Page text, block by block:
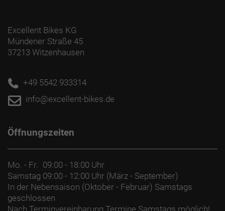
Excellent Bikes KG
Mündener Straße 45
37213 Witzenhausen
+49 5542 933314
info@excellent-bikes.de
Öffnungszeiten
Mo. - Fr.
09:00 - 18:00 Uhr
Samstag 09:00 - 12:00 Uhr (März - September)
In der Nebensaison (Oktober - Februar) Samstags
geschlossen
Nach Terminvereinbarung Termine Samstags möglich!